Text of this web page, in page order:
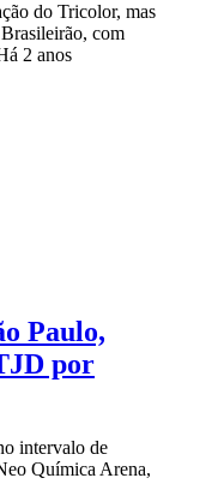
do Tricolor, mas
com
2 anos
Paulo,
por
intervalo de
Química Arena,